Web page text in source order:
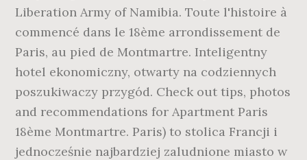
Liberation Army of Namibia. Toute l'histoire à
commencé dans le 18ème arrondissement de
Paris, au pied de Montmartre. Inteligentny
hotel ekonomiczny, otwarty na codziennych
poszukiwaczy przygód. Check out tips, photos
and recommendations for Apartment Paris
18ème Montmartre. Paris) to stolica Francji i
jednocześnie najbardziej zaludnione miasto w